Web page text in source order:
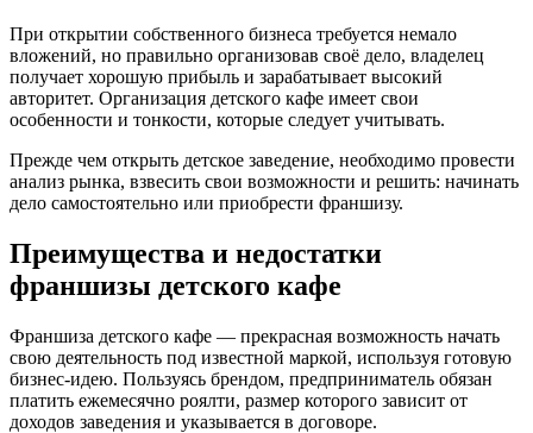
При открытии собственного бизнеса требуется немало
вложений, но правильно организовав своё дело, владелец
получает хорошую прибыль и зарабатывает высокий
авторитет. Организация детского кафе имеет свои
особенности и тонкости, которые следует учитывать.
Прежде чем открыть детское заведение, необходимо провести
анализ рынка, взвесить свои возможности и решить: начинать
дело самостоятельно или приобрести франшизу.
Преимущества и недостатки
франшизы детского кафе
Франшиза детского кафе — прекрасная возможность начать
свою деятельность под известной маркой, используя готовую
бизнес-идею. Пользуясь брендом, предприниматель обязан
платить ежемесячно роялти, размер которого зависит от
доходов заведения и указывается в договоре.